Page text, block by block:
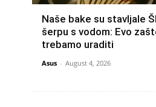
Naše bake su stavljale
šerpu s vodom: Evo
trebamo uraditi
Asus - August 4, 2026